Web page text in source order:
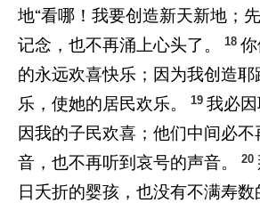
地“看哪！我要创造新天新地；
记念，也不再涌上心头了。
18
的永远欢喜快乐；因为我创造
乐，使她的居民欢乐。
19 我必因
因我的子民欢喜；他们中间必
音，也不再听到哀号的声音。
20
日夭折的婴孩，也没有不满寿